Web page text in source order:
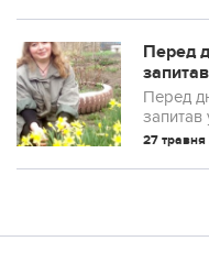
Перед
вона
Перед
вона
купив
27 травня